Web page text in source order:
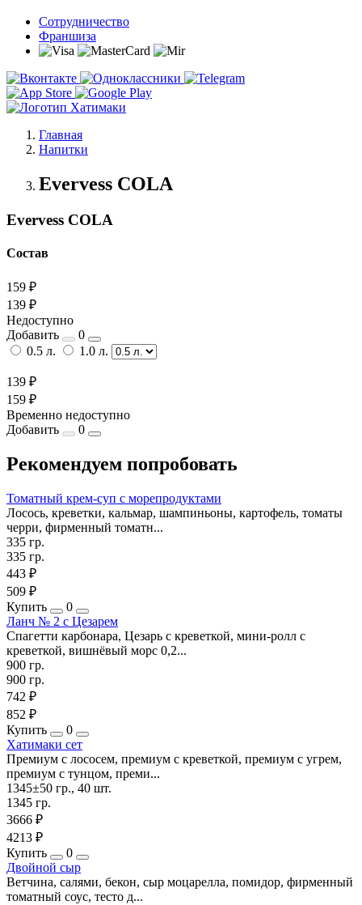
Сотрудничество
Франшиза
Главная
Напитки
Evervess COLA
Evervess COLA
Состав
159 ₽
139 ₽
Недоступно
Добавить
0
0.5 л.
1.0 л.
139 ₽
159 ₽
Временно недоступно
Добавить
0
Рекомендуем попробовать
Томатный крем-суп с морепродуктами
Лосось, креветки, кальмар, шампиньоны, картофель, томаты
черри, фирменный томатн...
335 гр.
335 гр.
443 ₽
509 ₽
Купить
0
Ланч № 2 с Цезарем
Спагетти карбонара, Цезарь с креветкой, мини-ролл с
креветкой, вишнёвый морс 0,2...
900 гр.
900 гр.
742 ₽
852 ₽
Купить
0
Хатимаки сет
Премиум с лососем, премиум с креветкой, премиум с угрем,
премиум с тунцом, преми...
1345±50 гр., 40 шт.
1345 гр.
3666 ₽
4213 ₽
Купить
0
Двойной сыр
Ветчина, салями, бекон, сыр моцарелла, помидор, фирменный
томатный соус, тесто д...